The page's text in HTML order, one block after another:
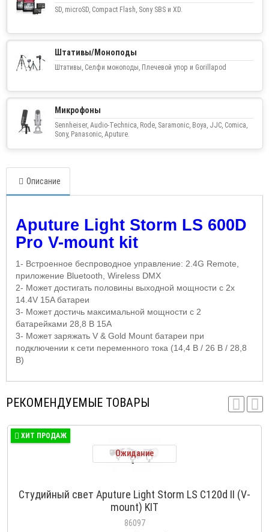
SD, microSD, Compact Flash, Sony SBS и XD.
Штативы/Моноподы
Штативы, Селфи моноподы, Плечевой упор и Gorillapod
Микрофоны
Sennheiser, Audio-Technica, Rode, Saramonic, Boya, JJC, Comica,
Sony, Panasonic, Aputure.
Описание
Aputure Light Storm LS 600D
Pro V-mount kit
1- Встроенное беспроводное управление: 2.4G Remote
приложение Bluetooth Wireless DMX
2- Может достигать половины выходной мощности с 2x
14.4V 15Aбатареи
3- Может достичь максимальной мощности с 2
батарейками 28,8 В 15A
3- Может заряжать V & Gold Mount батареи при
подключении к сети переменного тока (14,4 В / 26 В / 28,8
В)
РЕКОМЕНДУЕМЫЕ ТОВАРЫ
ХИТ ПРОДАЖ
Ожидание
Студийный свет Aputure Light Storm LS C120d II (V-
mount) KIT
86097